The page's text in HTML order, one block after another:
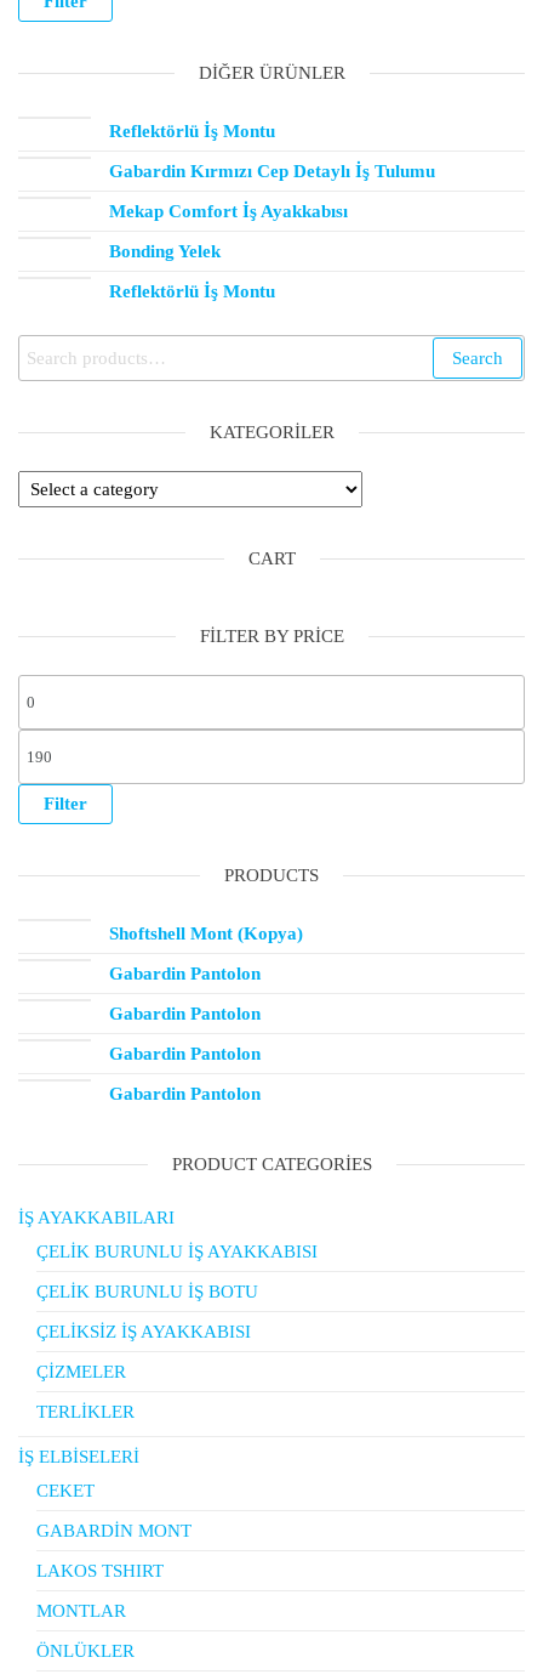
DIĞER ÜRÜNLER
Reflektörlü İş Montu
Gabardin Kırmızı Cep Detaylı İş Tulumu
Mekap Comfort İş Ayakkabısı
Bonding Yelek
Reflektörlü İş Montu
Search
KATEGORILER
CART
FILTER BY PRICE
Filter
PRODUCTS
Shoftshell Mont (Kopya)
Gabardin Pantolon
Gabardin Pantolon
Gabardin Pantolon
Gabardin Pantolon
PRODUCT CATEGORIES
İŞ AYAKKABILARI
ÇELİK BURUNLU İŞ AYAKKABISI
ÇELİK BURUNLU İŞ BOTU
ÇELİKSİZ İŞ AYAKKABISI
ÇİZMELER
TERLİKLER
İŞ ELBİSELERİ
CEKET
GABARDİN MONT
LAKOS TSHIRT
MONTLAR
ÖNLÜKLER